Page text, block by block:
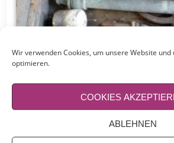
Wir verwenden Cookies, um unsere Website und
optimieren.
COOKIES
ABLEHNEN